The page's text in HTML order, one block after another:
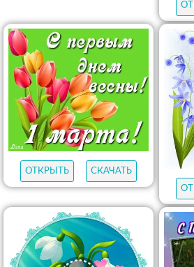
ОТКРЫТЬ
СКАЧАТЬ